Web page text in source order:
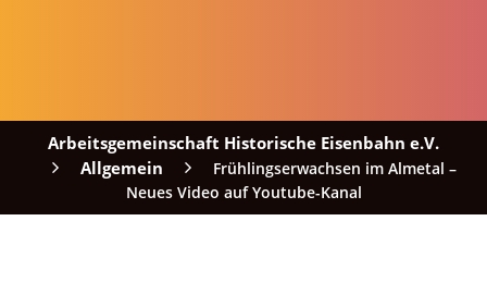
Arbeitsgemeinschaft Historische Eisenbahn e.V.
Allgemein
Frühlingserwachsen im Almetal –
Neues Video auf Youtube-Kanal